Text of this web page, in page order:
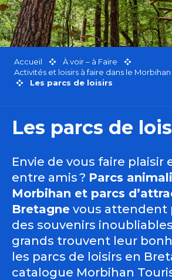
Accueil
À voir – à Faire
Activités et loisirs à faire dans le
Les parcs de loisirs
Les parcs de
Envie de vous faire plaisir
entre amis ? Parcs
Morbihan et parcs
Bretagne vous attendent
des souvenirs
grands trouvent leur
les parcs de loisirs en
catalogue Morbihan